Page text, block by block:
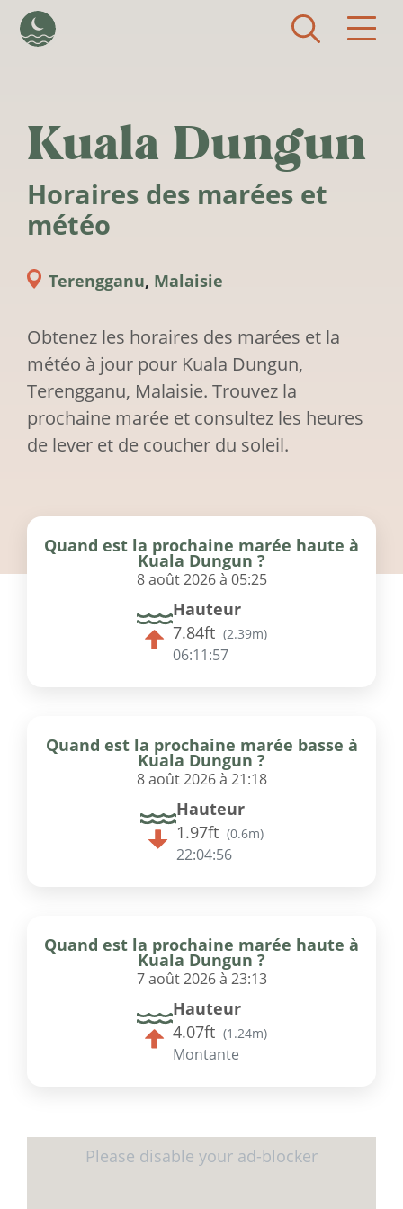
Kuala Dungun
Horaires des marées et
météo
Terengganu, Malaisie
Obtenez les horaires des marées et la
météo à jour pour Kuala Dungun,
Terengganu, Malaisie. Trouvez la
prochaine marée et consultez les heures
de lever et de coucher du soleil.
Quand est la prochaine marée haute à
Kuala Dungun ?
8 août 2026 à 05:25
Hauteur
7.84ft (2.39m)
06:11:57
Quand est la prochaine marée basse à
Kuala Dungun ?
8 août 2026 à 21:18
Hauteur
1.97ft (0.6m)
22:04:56
Quand est la prochaine marée haute à
Kuala Dungun ?
7 août 2026 à 23:13
Hauteur
4.07ft (1.24m)
Montante